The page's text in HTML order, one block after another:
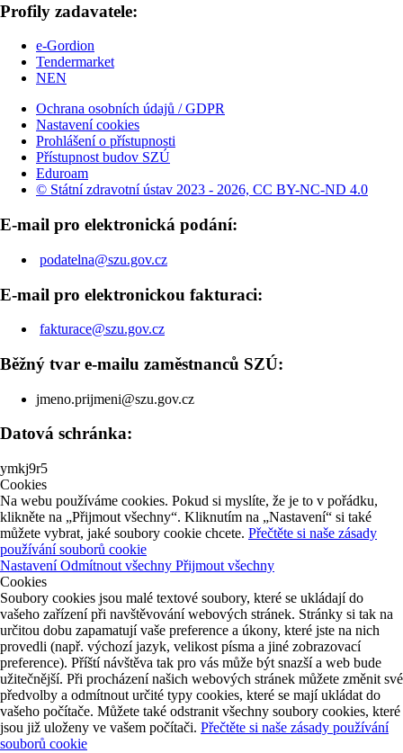
Profily zadavatele:
e-Gordion
Tendermarket
NEN
Ochrana osobních údajů / GDPR
Nastavení cookies
Prohlášení o přístupnosti
Přístupnost budov SZÚ
Eduroam
© Státní zdravotní ústav 2023 - 2026, CC BY-NC-ND 4.0
E-mail pro elektronická podání:
podatelna@szu.gov.cz
E-mail pro elektronickou fakturaci:
fakturace@szu.gov.cz
Běžný tvar e-mailu zaměstnanců SZÚ:
jmeno.prijmeni@szu.gov.cz
Datová schránka:
ymkj9r5
Cookies
Na webu používáme cookies. Pokud si myslíte, že je to v pořádku,
klikněte na „Přijmout všechny“. Kliknutím na „Nastavení“ si také
můžete vybrat, jaké soubory cookie chcete. Přečtěte si naše zásady
používání souborů cookie
NastaveníOdmítnout všechny Přijmout všechny
Cookies
Soubory cookies jsou malé textové soubory, které se ukládají do
vašeho zařízení při navštěvování webových stránek. Stránky si tak na
určitou dobu zapamatují vaše preference a úkony, které jste na nich
provedli (např. výchozí jazyk, velikost písma a jiné zobrazovací
preference). Příští návštěva tak pro vás může být snazší a web bude
užitečnější. Při procházení našich webových stránek můžete změnit své
předvolby a odmítnout určité typy cookies, které se mají ukládat do
vašeho počítače. Můžete také odstranit všechny soubory cookies, které
jsou již uloženy ve vašem počítači. Přečtěte si naše zásady používání
souborů cookie